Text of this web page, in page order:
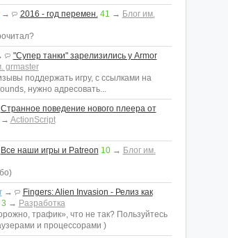
→ 2016 - год перемен. 41 → Блог им.
"Супер танки" зарелизились у Armor
grmaster
поддержать игру, с ссылками на
нужно адресовать...
Странное поведение нового плеера от
→ ActionScript
Все наши игры и Patreon 10→ Блог им.
→
Fingers: Alien Invasion - Релиз как
3 → Разработка
трафик», что не так? Пользуйтесь
и процессорами )